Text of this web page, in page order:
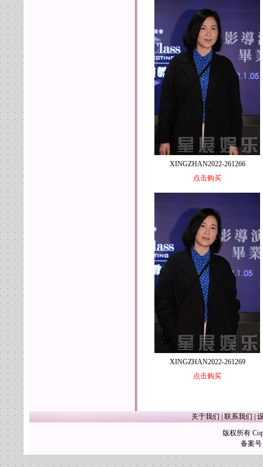
XINGZHAN2022-261266
点击购买
XINGZHAN2022-261269
点击购买
关于我们 联系我们
版权所有
备案号